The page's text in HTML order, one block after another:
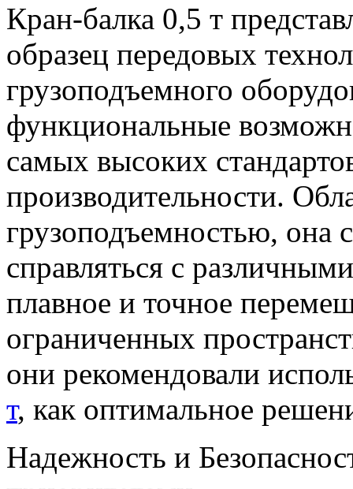
Кран-балка 0,5 т
образец передовых
грузоподъемного
функциональные
самых высоких
производительности.
грузоподъемностью, она
справляться с
плавное и точное
ограниченных
они рекомендовали
т, как оптимальное
Надежность и